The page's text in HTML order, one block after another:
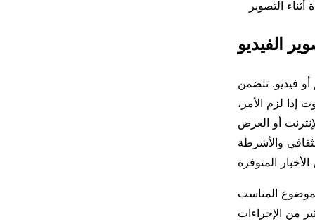
الفيديو
فيديو. تتضمن
إذا لزم الأمر،
أو العرض
والأشرطة
المناسب
من الإجراءات